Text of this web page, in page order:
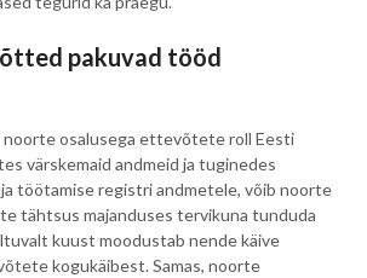
pakuvad tööd
noorte osalusega ettevõtete roll Eesti
värskemaid andmeid ja tuginedes
töötamise registri andmetele, võib noorte
tähtsus majanduses tervikuna tunduda
kuust moodustab nende käive
kogukäibest. Samas, noorte